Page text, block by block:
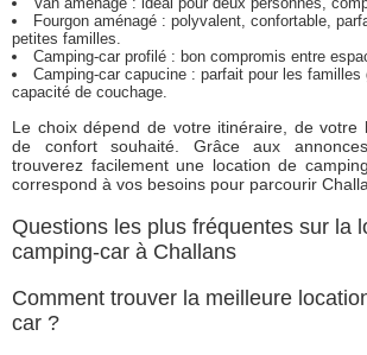
Fourgon aménagé : polyvalent, confortable,
petites familles.
Camping-car profilé : bon compromis entre
Camping-car capucine : parfait pour les familles
capacité de couchage.
Le choix dépend de votre itinéraire, de votre
de confort souhaité. Grâce aux
trouverez facilement une location de
correspond à vos besoins pour parcourir
Questions les plus fréquentes sur la
camping-car à Challans
Comment trouver la meilleure
car ?